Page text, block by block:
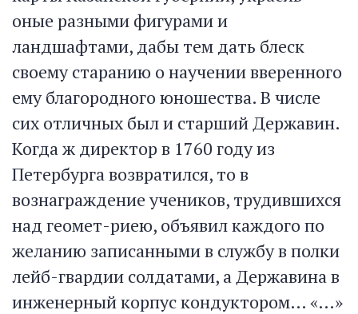
оные разными фигурами и
ландшафтами, дабы тем дать блеск
своему старанию о научении вверенного
ему благородного юношества. В числе
сих отличных был и старший Державин.
Когда ж директор в 1760 году из
Петербурга возвратился, то в
вознаграждение учеников, трудившихся
над геомет-риею, объявил каждого по
желанию записанными в службу в полки
лейб-гвардии солдатами, а Державина в
инженерный корпус кондуктором… «…»